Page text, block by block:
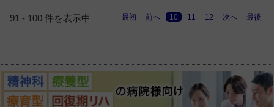
91 - 100 件を表示中 最初 前へ 10 11 12 次へ 最後